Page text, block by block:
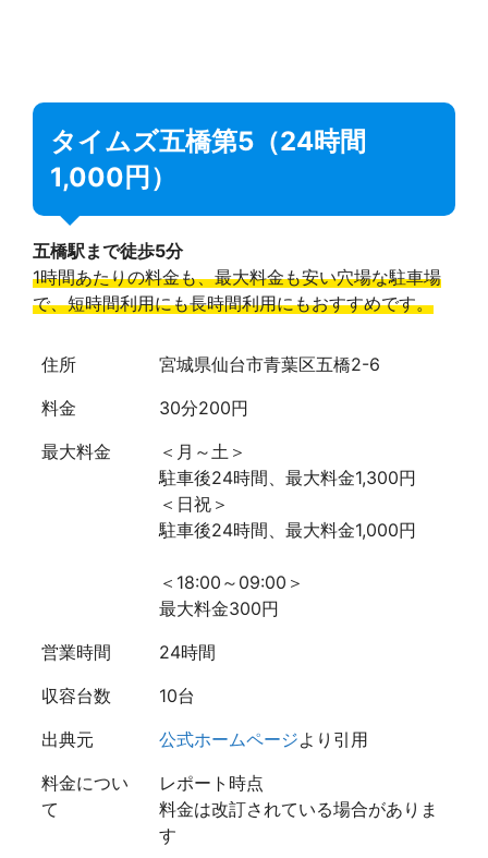
タイムズ五橋第5（24時間
1,000円）
五橋駅まで徒歩5分
1時間あたりの料金も、最大料金も安い穴場な駐車場
で、短時間利用にも長時間利用にもおすすめです。
住所
宮城県仙台市青葉区五橋2-6
料金
30分200円
最大料金
＜月～土＞
駐車後24時間、最大料金1,300円
＜日祝＞
駐車後24時間、最大料金1,000円
＜18:00～09:00＞
最大料金300円
営業時間
24時間
収容台数
10台
出典元
公式ホームページより引用
料金につい
て
レポート時点
料金は改訂されている場合がありま
す